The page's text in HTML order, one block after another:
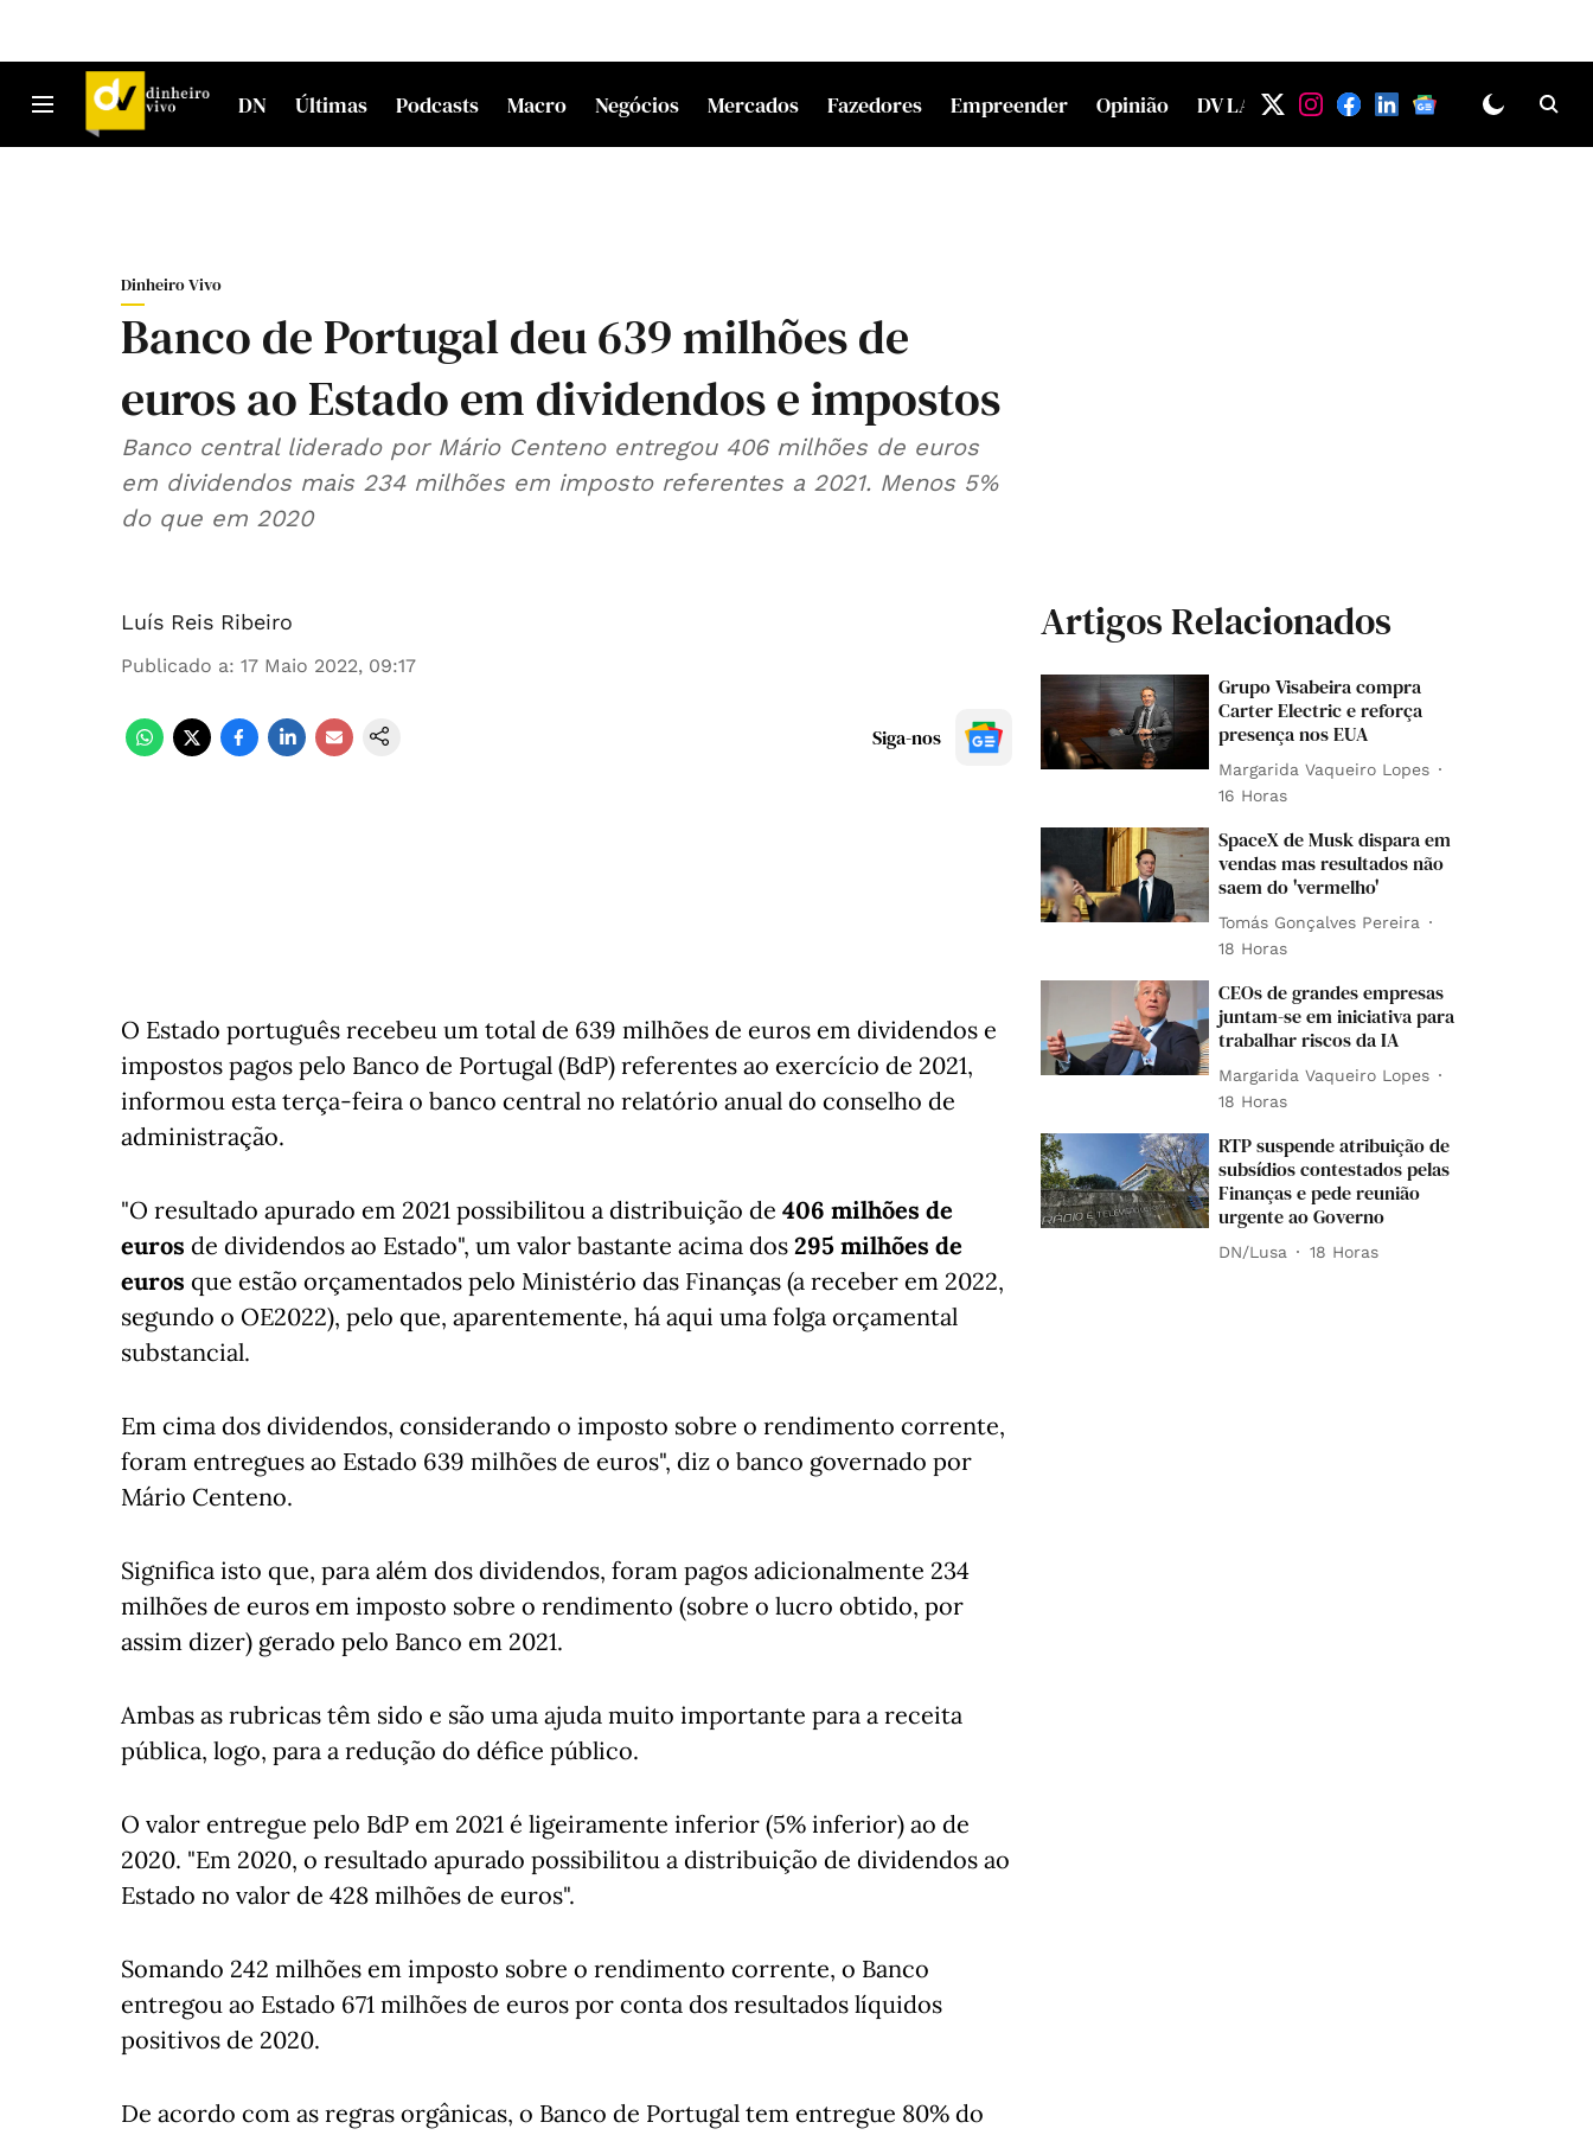
DN Últimas Podcasts Macro Negócios Mercados Fazedores Empreender Opinião DV LAB
Dinheiro Vivo
Banco de Portugal deu 639 milhões de
euros ao Estado em dividendos e impostos
Banco central liderado por Mário Centeno entregou 406 milhões de euros
em dividendos mais 234 milhões em imposto referentes a 2021. Menos 5%
do que em 2020
Luís Reis Ribeiro
Publicado a: 17 Maio 2022, 09:17
Siga-nos
O Estado português recebeu um total de 639 milhões de euros em dividendos e
impostos pagos pelo Banco de Portugal (BdP) referentes ao exercício de 2021,
informou esta terça-feira o banco central no relatório anual do conselho de
administração.
"O resultado apurado em 2021 possibilitou a distribuição de 406 milhões de
euros de dividendos ao Estado", um valor bastante acima dos 295 milhões de
euros que estão orçamentados pelo Ministério das Finanças (a receber em 2022,
segundo o OE2022), pelo que, aparentemente, há aqui uma folga orçamental
substancial.
Em cima dos dividendos, considerando o imposto sobre o rendimento corrente,
foram entregues ao Estado 639 milhões de euros", diz o banco governado por
Mário Centeno.
Significa isto que, para além dos dividendos, foram pagos adicionalmente 234
milhões de euros em imposto sobre o rendimento (sobre o lucro obtido, por
assim dizer) gerado pelo Banco em 2021.
Ambas as rubricas têm sido e são uma ajuda muito importante para a receita
pública, logo, para a redução do défice público.
O valor entregue pelo BdP em 2021 é ligeiramente inferior (5% inferior) ao de
2020. "Em 2020, o resultado apurado possibilitou a distribuição de dividendos ao
Estado no valor de 428 milhões de euros".
Somando 242 milhões em imposto sobre o rendimento corrente, o Banco
entregou ao Estado 671 milhões de euros por conta dos resultados líquidos
positivos de 2020.
De acordo com as regras orgânicas, o Banco de Portugal tem entregue 80% do
Artigos Relacionados
Grupo Visabeira compra
Carter Electric e reforça
presença nos EUA
Margarida Vaqueiro Lopes
16 Horas
SpaceX de Musk dispara em
vendas mas resultados não
saem do 'vermelho'
Tomás Gonçalves Pereira
18 Horas
CEOs de grandes empresas
juntam-se em iniciativa para
trabalhar riscos da IA
Margarida Vaqueiro Lopes
18 Horas
RTP suspende atribuição de
subsídios contestados pelas
Finanças e pede reunião
urgente ao Governo
DN/Lusa 18 Horas